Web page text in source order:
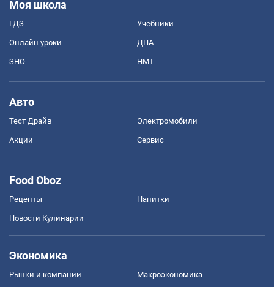
Моя школа
ГДЗ Учебники
Онлайн уроки ДПА
ЗНО НМТ
Авто
Тест Драйв Электромобили
Акции Сервис
Food Oboz
Рецепты Напитки
Новости Кулинарии
Экономика
Рынки и компании Mакроэкономика